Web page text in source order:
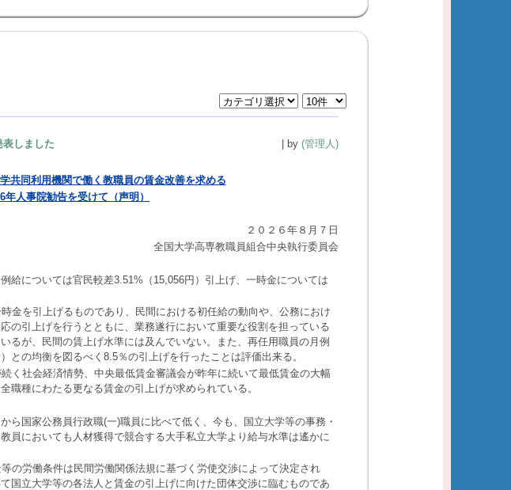
しました | by (管理人)
共同利用機関で働く教職員の賃金改善を求める
年人事院勧告を受けて（声明）
２０２６年８月７日
全国大学高専教職員組合中央執行委員会
給については官民較差3.51% （ 15,056円）引上げ、一時金については
金を引上げるものであり、民間における初任給の動向や、公務におけ
の引上げを行うとともに、業務遂行において重要な役割を担っている
るが、民間の賃上げ水準には及んでいない。また、再任用職員の月例
との均衡を図るべく 8.5％の引上げを行ったことは評価出来る。
く社会経済情勢、中央最低賃金審議会が昨年に続いて最低賃金の大幅
職種にわたる更なる賃金の引上げが求められている。
ら国家公務員行政職(一)職員に比べて低く、今も、国立大学等の事務・
員においても人材獲得で競合する大手私立大学より給与水準は遙かに
の労働条件は民間労働関係法規に基づく労使交渉によって決定され
国立大学等の各法人と賃金の引上げに向けた団体交渉に臨むものであ